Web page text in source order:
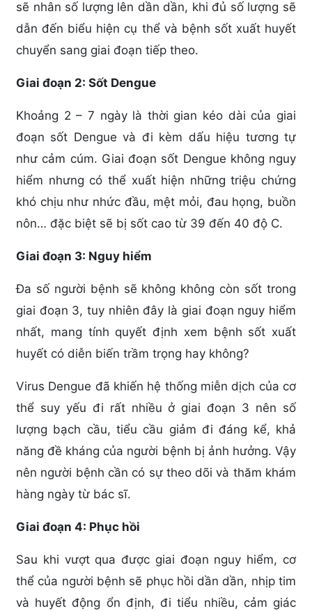
sẽ nhân số lượng lên dần dần, khi đủ số lượng sẽ
dẫn đến biểu hiện cụ thể và bệnh sốt xuất huyết
chuyển sang giai đoạn tiếp theo.
Giai đoạn 2: Sốt Dengue
Khoảng 2 – 7 ngày là thời gian kéo dài của giai
đoạn sốt Dengue và đi kèm dấu hiệu tương tự
như cảm cúm. Giai đoạn sốt Dengue không nguy
hiểm nhưng có thể xuất hiện những triệu chứng
khó chịu như nhức đầu, mệt mỏi, đau họng, buồn
nôn… đặc biệt sẽ bị sốt cao từ 39 đến 40 độ C.
Giai đoạn 3: Nguy hiểm
Đa số người bệnh sẽ không không còn sốt trong
giai đoạn 3, tuy nhiên đây là giai đoạn nguy hiểm
nhất, mang tính quyết định xem bệnh sốt xuất
huyết có diễn biến trầm trọng hay không?
Virus Dengue đã khiến hệ thống miễn dịch của cơ
thể suy yếu đi rất nhiều ở giai đoạn 3 nên số
lượng bạch cầu, tiểu cầu giảm đi đáng kể, khả
năng đề kháng của người bệnh bị ảnh hưởng. Vậy
nên người bệnh cần có sự theo dõi và thăm khám
hàng ngày từ bác sĩ.
Giai đoạn 4: Phục hồi
Sau khi vượt qua được giai đoạn nguy hiểm, cơ
thể của người bệnh sẽ phục hồi dần dần, nhịp tim
và huyết động ổn định, đi tiểu nhiều, cảm giác